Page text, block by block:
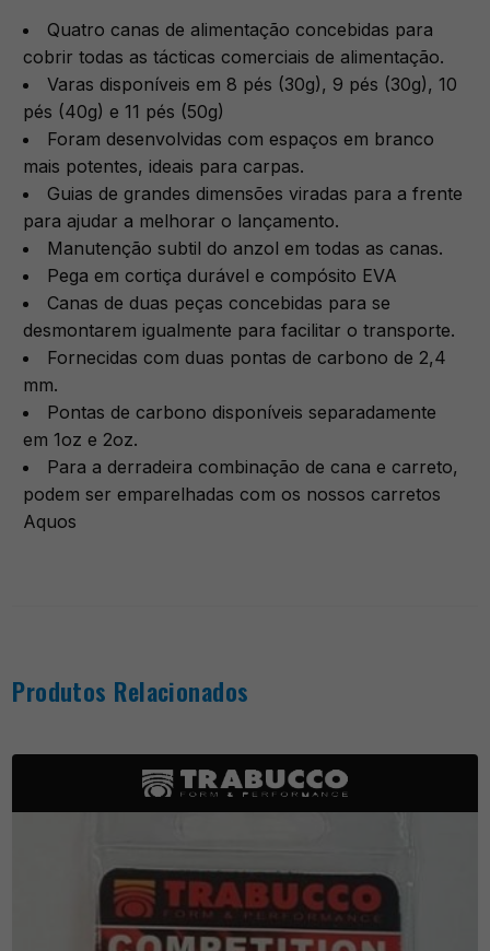
Quatro canas de alimentação concebidas para
cobrir todas as tácticas comerciais de alimentação.
Varas disponíveis em 8 pés (30g), 9 pés (30g), 10
pés (40g) e 11 pés (50g)
Foram desenvolvidas com espaços em branco
mais potentes, ideais para carpas.
Guias de grandes dimensões viradas para a frente
para ajudar a melhorar o lançamento.
Manutenção subtil do anzol em todas as canas.
Pega em cortiça durável e compósito EVA
Canas de duas peças concebidas para se
desmontarem igualmente para facilitar o transporte.
Fornecidas com duas pontas de carbono de 2,4
mm.
Pontas de carbono disponíveis separadamente
em 1oz e 2oz.
Para a derradeira combinação de cana e carreto,
podem ser emparelhadas com os nossos carretos
Aquos
Produtos Relacionados